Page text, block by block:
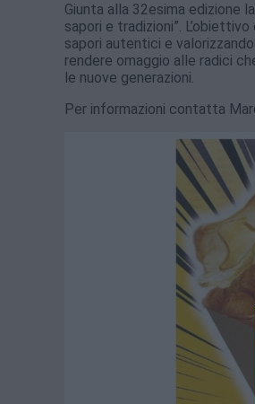
Giunta alla 32esima edizione
sapori e tradizioni”.
sapori autentici e
rendere omaggio alle radici
le nuove generazioni.
Per informazioni contatta